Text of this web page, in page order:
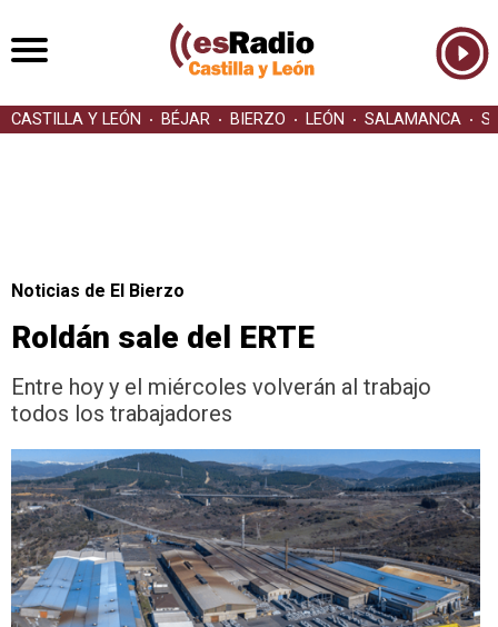
CASTILLA Y LEÓN BÉJAR BIERZO LEÓN SALAMANCA
Noticias de El Bierzo
Roldán sale del ERTE
Entre hoy y el miércoles volverán al trabajo
todos los trabajadores